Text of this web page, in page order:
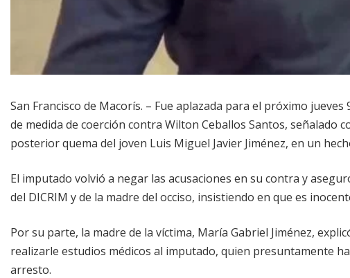
San Francisco de Macorís. – Fue aplazada para el próximo
de medida de coerción contra Wilton Ceballos Santos,
posterior quema del joven Luis Miguel Javier Jiménez, en un
El imputado volvió a negar las acusaciones en su contra y
del DICRIM y de la madre del occiso, insistiendo en que es
Por su parte, la madre de la víctima, María Gabriel Jiménez,
realizarle estudios médicos al imputado, quien presuntamente
arresto.